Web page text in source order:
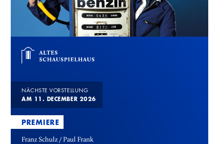
NÄCHSTE VORSTELLUNG
AM 11. DECEMBER 2026
PREMIERE
Franz Schulz / Paul Frank